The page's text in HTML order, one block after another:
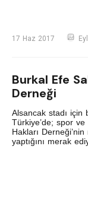
17 Haz 2017
Burkal Efe
Derneği
Alsancak stadı
Türkiye’de; spor
Hakları
yaptığını merak